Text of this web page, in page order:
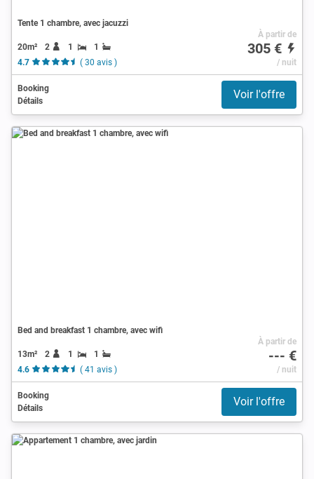
Tente 1 chambre, avec jacuzzi
20m² 2 1
1
4.7
( 30 avis )
À partir de
305 €
/ nuit
Booking
Détails
Voir l'offre
Bed and breakfast 1 chambre, avec wifi
13m² 2 1
1
4.6
( 41 avis )
À partir de
--- €
/ nuit
Booking
Détails
Voir l'offre